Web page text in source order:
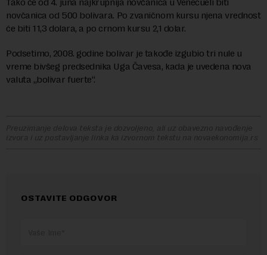
novčanica od 500 bolivara. Po zvaničnom kursu njena vrednost
će biti 11,3 dolara, a po crnom kursu 2,1 dolar.
Podsetimo, 2008. godine bolivar je takođe izgubio tri nule u
vreme bivšeg predsednika Uga Čavesa, kada je uvedena nova
valuta „bolivar fuerte“.
Preuzimanje delova teksta je dozvoljeno, ali uz obavezno navođenje
izvora i uz postavljanje linka ka izvornom tekstu na novaekonomija.rs
OSTAVITE ODGOVOR